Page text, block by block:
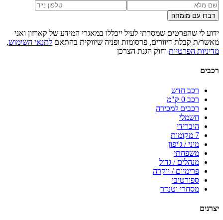
דברו עם מומחה
ידוע לי שהפרטים שמסרתי לעיל ייכללו במאגרי המידע של קארזון ואני
מאשר/ת קבלת דיוורים, פרסומות ופניה שיווקית בהתאם לתנאי השימוש,
מדיניות הפרטיות וחוק הגנת הצרכן
רכבים
רכב חדש
רכב 0 ק"מ
רכבים למכירה
חשמלי
היברידי
7 מקומות
מיני / ג'יפון
משפחתי
מנהלים / גדול
פרימיום / יוקרה
ספורטיבי
מסחרי וטנדר
יצרנים